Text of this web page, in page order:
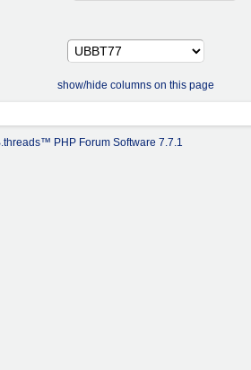
show/hide columns on this page
PHP Forum Software 7.7.1